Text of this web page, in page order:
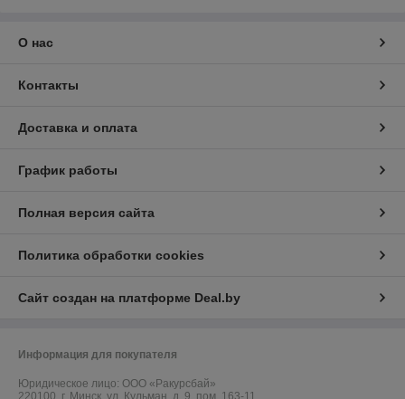
О нас
Контакты
Доставка и оплата
График работы
Полная версия сайта
Политика обработки cookies
Сайт создан на платформе Deal.by
Информация для покупателя
Юридическое лицо: ООО «Ракурсбай»
220100, г. Минск, ул. Кульман, д. 9, пом. 163-11